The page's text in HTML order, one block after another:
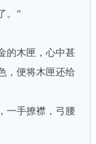
。”
木匣，心中甚
，便将木匣还给
手撩襟，弓腰